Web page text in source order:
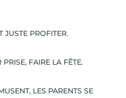
JUSTE PROFITER.
FAIRE LA FÊTE.
LES PARENTS SE